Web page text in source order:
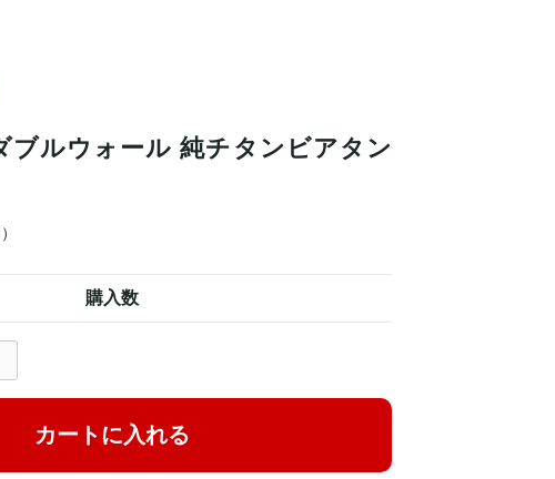
ブルウォール 純チタンビアタン
購入数
カートに入れる